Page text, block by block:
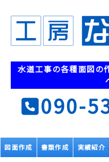
水道工事の各種面図の
090-
図面作成 書類作成 実績紹介